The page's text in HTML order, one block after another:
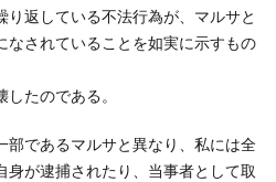
返している不法行為が、マルサと
なされていることを如実に示すもの
たのである。
であるマルサと異なり、私には全
身が逮捕されたり、当事者として取